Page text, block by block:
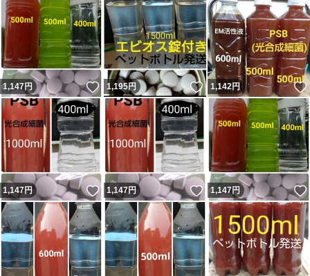
1,147円 いいね！
1,195円 いいね！
1,142円
1,147円 いいね！
1,147円 いいね！
1,147円